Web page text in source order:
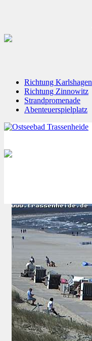
Richtung Karlshagen
Richtung Zinnowitz
Strandpromenade
Abenteuerspielplatz